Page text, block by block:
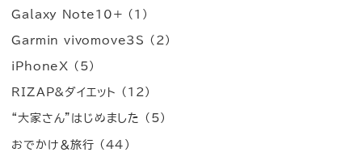
Galaxy Note10+ (1)
Garmin vivomove3S (2)
iPhoneX (5)
RIZAP&ダイエット (12)
“大家さん”はじめました (5)
おでかけ＆旅行 (44)